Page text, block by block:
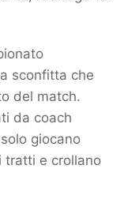
sconfitta che
del match.
da coach
giocano
tratti e crollano